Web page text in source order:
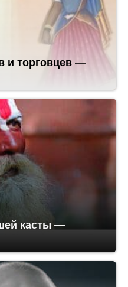
и торговцев —
касты —